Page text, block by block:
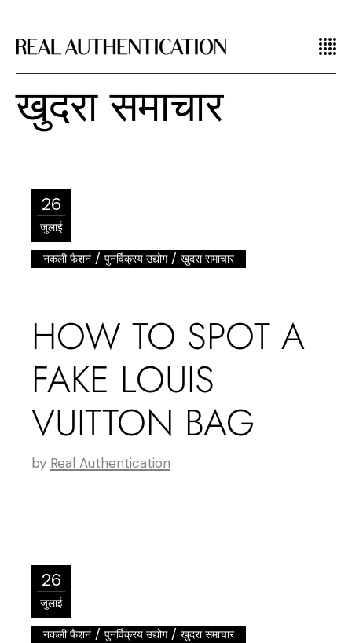
खुदरा समाचार
26
जुलाई
नकली फैशन /पुनर्विक्रय उद्योग/खुदरा समाचार
HOW TO SPOT A
FAKE LOUIS
VUITTON BAG
by Real Authentication
26
जुलाई
नकली फैशन /पुनर्विक्रय उद्योग/खुदरा समाचार